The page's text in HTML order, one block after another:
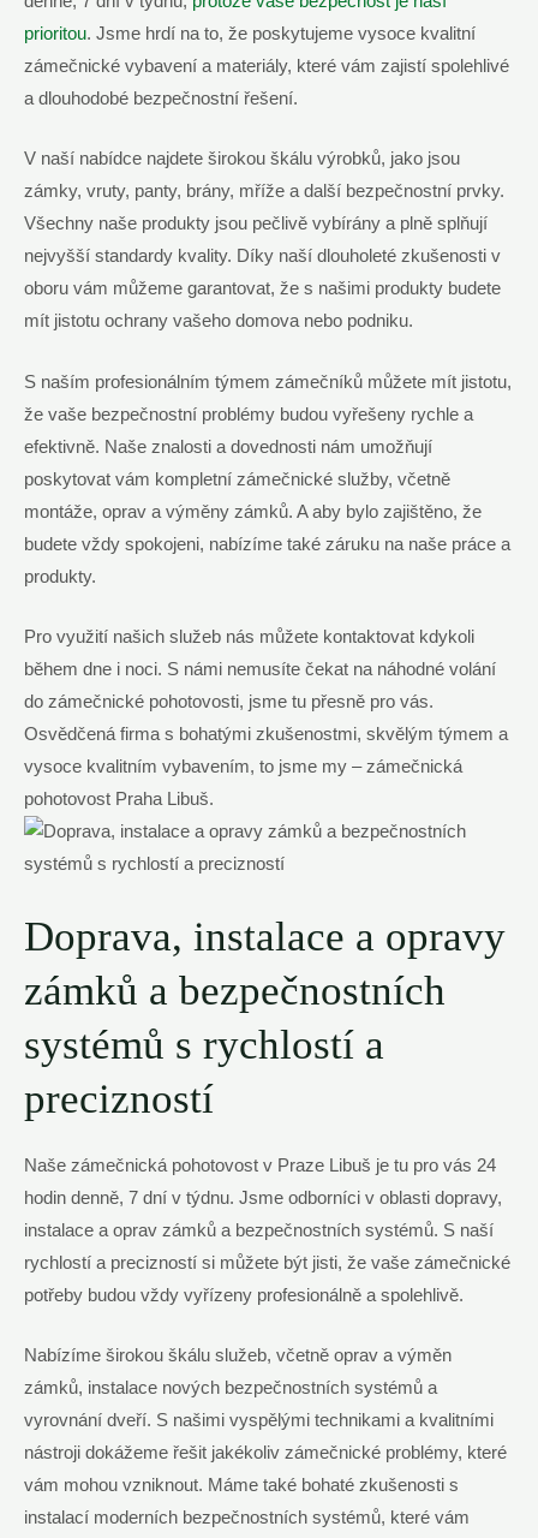
prioritou.‌ Jsme hrdí na to, že​ poskytujeme vysoce kvalitní
zámečnické vybavení a materiály, které vám zajistí spolehlivé
a dlouhodobé ⁤bezpečnostní ‌řešení.
V naší nabídce najdete širokou škálu výrobků, jako jsou
zámky, vruty, ⁣panty, ‌brány,⁣ mříže a další bezpečnostní prvky.
Všechny naše‌ produkty jsou pečlivě vybírány a‍ plně splňují
nejvyšší standardy kvality. Díky naší dlouholeté zkušenosti ‌v
oboru‍ vám můžeme ​garantovat, že s našimi produkty budete
mít ‍jistotu⁣ ochrany vašeho domova nebo‍ podniku.
S naším​ profesionálním týmem​ zámečníků můžete mít jistotu,
že ⁤vaše bezpečnostní problémy budou vyřešeny rychle a
efektivně. ⁢Naše‍ znalosti a dovednosti nám umožňují
poskytovat ⁤vám‌ kompletní zámečnické služby, včetně
montáže, oprav ​a výměny zámků. A aby bylo‍ zajištěno, že‌
budete vždy spokojeni, ⁤nabízíme také záruku na naše práce a
produkty.
Pro využití⁤ našich ‍služeb nás můžete kontaktovat kdykoli
během dne i noci. S‍ námi nemusíte čekat na náhodné volání
‌do⁣ zámečnické pohotovosti, jsme ‌tu ⁣přesně‍ pro vás.
Osvědčená firma s ⁤bohatými zkušenostmi, skvělým týmem a
vysoce kvalitním vybavením, to jsme my – ⁢zámečnická
pohotovost Praha Libuš.
Doprava, instalace a ⁢opravy​
zámků a bezpečnostních
systémů s rychlostí a
precizností
Naše zámečnická‌ pohotovost ⁢v‌ Praze‌ Libuš je ‍tu pro vás 24
hodin denně,⁢ 7 dní v týdnu. Jsme odborníci ⁢v⁣ oblasti dopravy,​
instalace a oprav zámků a bezpečnostních systémů. S naší
rychlostí a precizností si​ můžete být jisti, že vaše zámečnické
potřeby budou vždy vyřízeny profesionálně a spolehlivě.
Nabízíme širokou škálu služeb, včetně oprav a‍ výměn
zámků,⁣ instalace nových⁣ bezpečnostních systémů a
vyrovnání dveří.⁤ S našimi vyspělými technikami ‍a kvalitními
nástroji‍ dokážeme řešit‍ jakékoliv‌ zámečnické problémy, které
vám mohou⁤ vzniknout.⁣ Máme ‌také bohaté zkušenosti s
instalací moderních bezpečnostních systémů, které vám